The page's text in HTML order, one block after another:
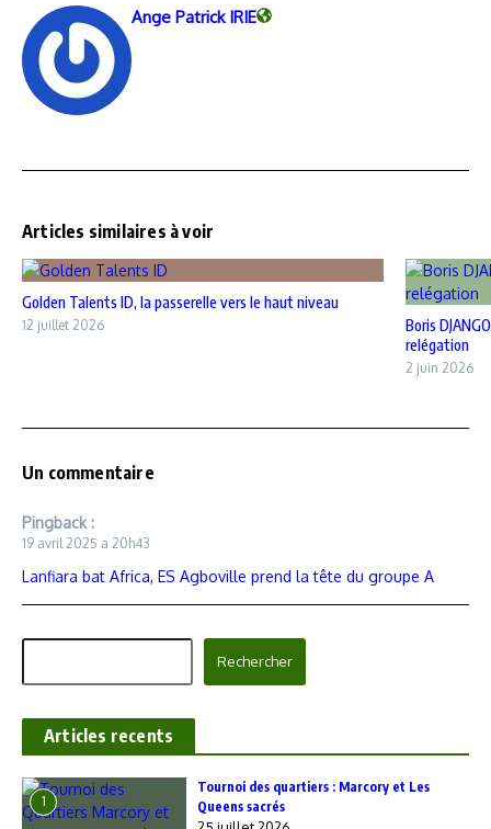
Ange Patrick IRIE
Articles similaires à voir
Golden Talents ID, la passerelle vers le haut niveau
12 juillet 2026
Boris
relégation
2 juin 2026
Un commentaire
Pingback :
19 avril 2025 a 20h43
Lanfiara bat Africa, ES Agboville prend la tête du groupe A
Rechercher
Articles recents
1
‎Tournoi des quartiers : Marcory et Les
Queens sacrés